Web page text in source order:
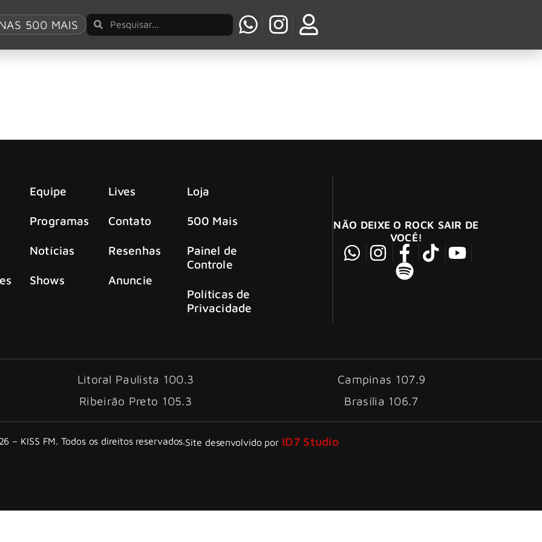
500 MAIS From Now”
Equipe
Programas
Notícias
Shows
Lives
Contato
Resenhas
Anuncie
Loja
500 Mais
Painel de
Controle
Políticas de
Privacidade
NÃO DEIXE O ROCK SAIR DE
VOCÊ!
Litoral Paulista 100.3
Campinas 107.9
Ribeirão Preto 105.3 Brasília 106.7
– KISS FM. Todos os direitos reservados.Site desenvolvido por ID7 Studio